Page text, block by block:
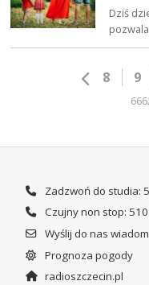
Dziś
8 9
Zadzwoń do studia:
Czujny non stop:
Wyślij do nas
Prognoza pogody
radioszczecin.pl